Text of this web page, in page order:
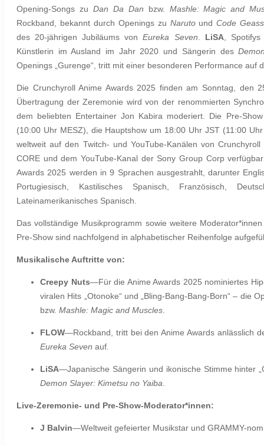
Opening-Songs zu Dan Da Dan bzw. Mashle: Magic and
Rockband, bekannt durch Openings zu NarutoundCode Geass
des 20-jährigen Jubiläums vonEureka Seven LiSA, Spotifys
Künstlerin im Ausland im Jahr 2020 und Sängerin des
Openings „Gurenge“, tritt mit einer besonderen Performance auf
Die Crunchyroll Anime Awards 2025 finden am Sonntag, den
Übertragung der Zeremonie wird von der renommierten
dem beliebten Entertainer Jon Kabira moderiert. Die Pre-
(10:00 Uhr MESZ), die Hauptshow um 18:00 Uhr JST (11:00
weltweit auf den Twitch- und YouTube-Kanälen von
CORE und dem YouTube-Kanal der Sony Group Corp
Awards 2025 werden in 9 Sprachen ausgestrahlt, darunter
Portugiesisch, Kastilisches Spanisch, Französisch,
Lateinamerikanisches Spanisch.
Das vollständige Musikprogramm sowie weitere
Pre-Show sind nachfolgend in alphabetischer Reihenfolge
Musikalische Auftritte von:
Creepy Nuts—Für die Anime Awards 2025 nominiertes
viralen Hits „Otonoke“ und „Bling-Bang-Bang-Born“ – die
bzw. Mashle: Magic and Muscles
FLOW—Rockband, tritt bei den Anime Awards anlässlich
Eureka Seven auf
LiSA—Japanische Sängerin und ikonische Stimme hinter
Demon Slayer: Kimetsu no Yaiba
Live-Zeremonie- und Pre-Show-Moderator*innen:
J Balvin—Weltweit gefeierter Musikstar und GRAMMY-